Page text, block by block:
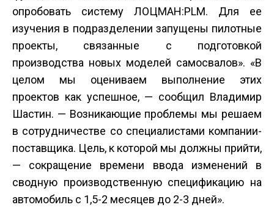
опро­бовать систему ЛОЦМАН:PLM. Для ее
изучения в подразделении запущены пилотные
проекты, связанные с подготовкой
производства новых моделей самосвалов». «В
целом мы оцениваем выполнение этих
проектов как успешное, — сообщил Владимир
Шастин. — Возникающие проблемы мы решаем
в сотрудничестве со специалистами компании-
поставщика. Цель, к которой мы должны прийти,
— сокращение времени ввода изменений в
сводную производственную спецификацию на
автомобиль с 1,5-2 месяцев до 2-3 дней».